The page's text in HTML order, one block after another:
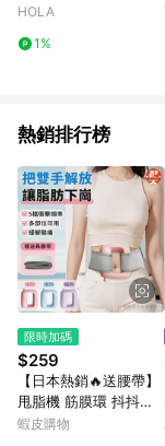
天空藍
HOLA
1%
熱銷排行榜
限時加碼
$259
【日本熱銷🔥送腰帶】
甩脂機 筋膜環 抖抖機
健身甩脂機 瘦身機 震
蝦皮購物